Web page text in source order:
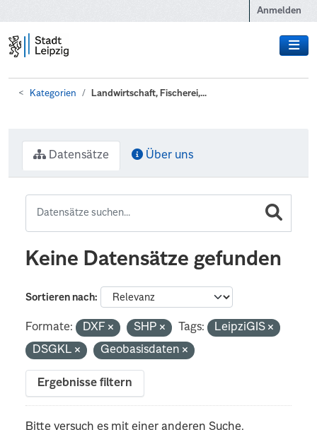
Anmelden
Kategorien Landwirtschaft, Fischerei,...
Datensätze Über uns
Keine Datensätze gefunden
Sortieren nach
Formate: DXF SHP Tags:
LeipziGIS
DSGKL
Geobasisdaten
Ergebnisse filtern
Bitte versuch es mit einer anderen Suche.